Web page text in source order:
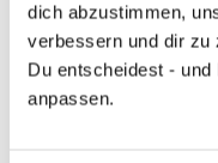
dich abzustimmen,
verbessern und dir
Du entscheidest -
anpassen.
Send mail